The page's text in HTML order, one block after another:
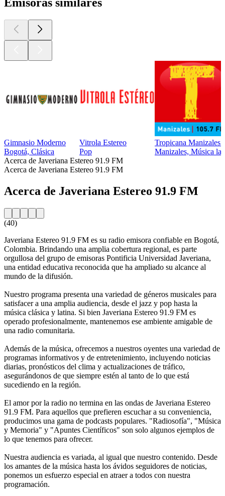
Gimnasio Moderno
Bogotá, Clásica
Vitrola Estereo
Pop
Tropicana Manizales
Manizales, Música
Acerca de Javeriana Estereo 91.9 FM
Acerca de Javeriana Estereo 91.9 FM
Acerca de Javeriana Estereo 91.9 FM
(40)
Javeriana Estereo 91.9 FM es su radio emisora confiable en Bogotá,
Colombia. Brindando una amplia cobertura regional, es parte
orgullosa del grupo de emisoras Pontificia Universidad Javeriana,
una entidad educativa reconocida que ha ampliado su alcance al
mundo de la difusión.
Nuestro programa presenta una variedad de géneros musicales para
satisfacer a una amplia audiencia, desde el jazz y pop hasta la
música clásica y latina. Si bien Javeriana Estereo 91.9 FM es
operado profesionalmente, mantenemos ese ambiente amigable de
una radio comunitaria.
Además de la música, ofrecemos a nuestros oyentes una variedad de
programas informativos y de entretenimiento, incluyendo noticias
diarias, pronósticos del clima y actualizaciones de tráfico,
asegurándonos de que siempre estén al tanto de lo que está
sucediendo en la región.
El amor por la radio no termina en las ondas de Javeriana Estereo
91.9 FM. Para aquellos que prefieren escuchar a su conveniencia,
producimos una gama de podcasts populares. "Radiosofía", "Música
y Memoria" y "Apuntes Científicos" son solo algunos ejemplos de
lo que tenemos para ofrecer.
Nuestra audiencia es variada, al igual que nuestro contenido. Desde
los amantes de la música hasta los ávidos seguidores de noticias,
ponemos un esfuerzo especial en atraer a todos con nuestra
programación.